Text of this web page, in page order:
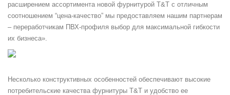
расширением ассортимента новой фурнитурой T&T с отличным
соотношением “цена-качество” мы предоставляем нашим партнерам
– переработчикам ПВХ-профиля выбор для максимальной гибкости
их бизнеса».
Несколько конструктивных особенностей обеспечивают высокие
потребительские качества фурнитуры T&T и удобство ее